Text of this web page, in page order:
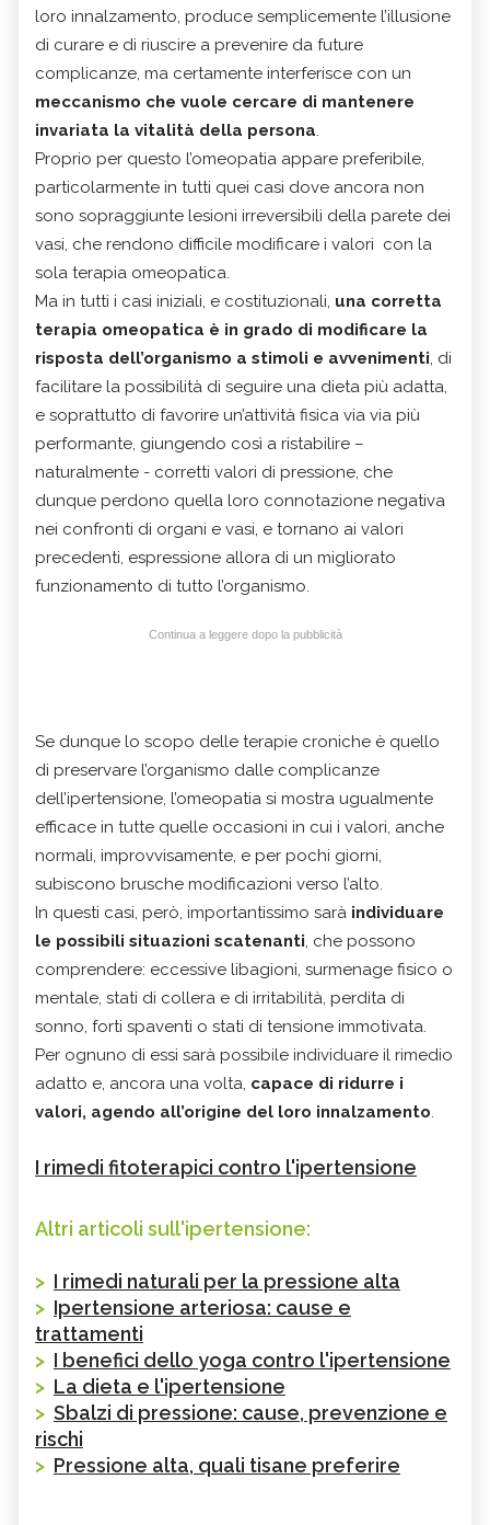
loro innalzamento, produce semplicemente l’illusione
di curare e di riuscire a prevenire da future
complicanze, ma certamente interferisce con un
meccanismo che vuole cercare di mantenere
invariata la vitalità della persona.
Proprio per questo l’omeopatia appare preferibile,
particolarmente in tutti quei casi dove ancora non
sono sopraggiunte lesioni irreversibili della parete dei
vasi, che rendono difficile modificare i valori con la
sola terapia omeopatica.
Ma in tutti i casi iniziali, e costituzionali, una corretta
terapia omeopatica è in grado di modificare la
risposta dell’organismo a stimoli e avvenimenti, di
facilitare la possibilità di seguire una dieta più adatta,
e soprattutto di favorire un’attività fisica via via più
performante, giungendo così a ristabilire –
naturalmente - corretti valori di pressione, che
dunque perdono quella loro connotazione negativa
nei confronti di organi e vasi, e tornano ai valori
precedenti, espressione allora di un migliorato
funzionamento di tutto l’organismo.
Continua a leggere dopo la pubblicità
Se dunque lo scopo delle terapie croniche è quello
di preservare l’organismo dalle complicanze
dell’ipertensione, l’omeopatia si mostra ugualmente
efficace in tutte quelle occasioni in cui i valori, anche
normali, improvvisamente, e per pochi giorni,
subiscono brusche modificazioni verso l’alto.
In questi casi, però, importantissimo sarà individuare
le possibili situazioni scatenanti, che possono
comprendere: eccessive libagioni, surmenage fisico o
mentale, stati di collera e di irritabilità, perdita di
sonno, forti spaventi o stati di tensione immotivata.
Per ognuno di essi sarà possibile individuare il rimedio
adatto e, ancora una volta, capace di ridurre i
valori, agendo all’origine del loro innalzamento.
I rimedi fitoterapici contro l'ipertensione
Altri articoli sull'ipertensione:
> I rimedi naturali per la pressione alta
> Ipertensione arteriosa: cause e
trattamenti
> I benefici dello yoga contro l'ipertensione
> La dieta e l'ipertensione
> Sbalzi di pressione: cause, prevenzione e
rischi
> Pressione alta, quali tisane preferire